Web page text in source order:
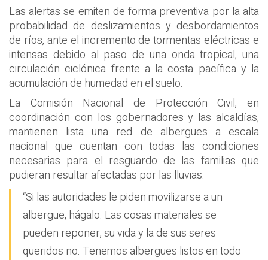
Las alertas se emiten de forma preventiva por la alta
probabilidad de deslizamientos y desbordamientos
de ríos, ante el incremento de tormentas eléctricas e
intensas debido al paso de una onda tropical, una
circulación ciclónica frente a la costa pacífica y la
acumulación de humedad en el suelo.
La Comisión Nacional de Protección Civil, en
coordinación con los gobernadores y las alcaldías,
mantienen lista una red de albergues a escala
nacional que cuentan con todas las condiciones
necesarias para el resguardo de las familias que
pudieran resultar afectadas por las lluvias.
“Si las autoridades le piden movilizarse a un
albergue, hágalo. Las cosas materiales se
pueden reponer, su vida y la de sus seres
queridos no. Tenemos albergues listos en todo